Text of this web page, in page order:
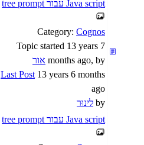
Java script עבור tree prompt
Category: Cognos
Topic started 13 years 7
months ago, by אור
Last Post 13 years 6 months
ago
by לינוּר
Java script עבור tree prompt